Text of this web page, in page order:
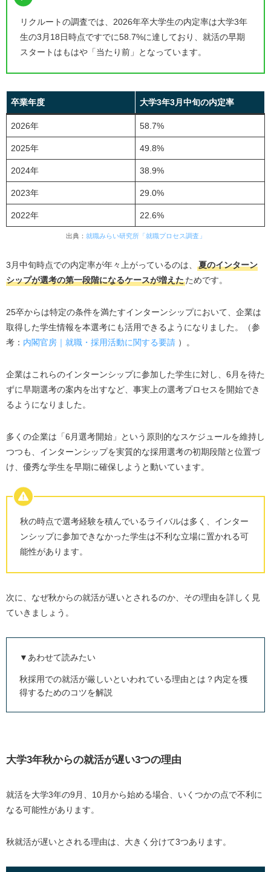
大学3年秋から就活するメリット
ライバルが中だるみする時期に集中できる
きこと5選
2. 業界・企業研究でミスマッチを防ぐ
3. ES・Webテスト対策を徹底する
4. 秋・冬インターンで実践経験を積む
5. 模擬面接で実践力を叩き込む
大学3年秋からの「ガクチカ」対策
「特別な経験」は不要！経験の見せ方を工夫する
ガクチカの構成テンプレート
①通年採用を行う「大手・優良企業」
②成長中の「ベンチャー・スタートアップ企業」
大学3年秋からの就活におすすめの就活エージェント
ミーツカンパニー｜書類選考なしで即日内定も狙え
キャリアチケット就職エージェント｜「量より質」
で確実に内定を狙える
OfferBox｜ プロフィール登録だけで企業からオファ
ジール就職エージェント｜3年秋からの就活初心者も
就活エージェントの利用の流れ
1. 登録・面談予約
2. キャリア面談
3.求人紹介
4. 選考対策
大学3年秋からの就活でよくある疑問
Q1. 就活全く何もしてない…まず何からすべき？
Q2. 夏インターンに参加していないと不利になる？
Q4. 3月からの就活や大学4年5月からの就活は無理？
Q6. 大学3年秋の時点で、内定を持っている人はどの
くらいいる？
リクルートの調査では、2026年卒大学生の内定率は大学3年
生の3月18日時点ですでに58.7%に達しており、就活の早期
スタートはもはや「当たり前」となっています。
卒業年度 大学3年3月中旬の内定率
2026年 58.7%
2025年 49.8%
2024年 38.9%
2023年 29.0%
2022年 22.6%
出典： 就職みらい研究所「就職プロセス調査」
3月中旬時点での内定率が年々上がっているのは、
夏のインターン
シップが選考の第一段階になるケースが増えたためです。
25卒からは特定の条件を満たすインターンシップにおいて、企業は
取得した学生情報を本選考にも活用できるようになりました。（参
考： 内閣官房｜就職・採用活動に関する要請 ）。
企業はこれらのインターンシップに参加した学生に対し、6月を待た
ずに早期選考の案内を出すなど、事実上の選考プロセスを開始でき
るようになりました。
多くの企業は「6月選考開始」という原則的なスケジュールを維持し
つつも、インターンシップを実質的な採用選考の初期段階と位置づ
け、優秀な学生を早期に確保しようと動いています。
秋の時点で選考経験を積んでいるライバルは多く、インター
ンシップに参加できなかった学生は不利な立場に置かれる可
能性があります。
次に、なぜ秋からの就活が遅いとされるのか、その理由を詳しく見
ていきましょう。
▼あわせて読みたい
秋採用での就活が厳しいといわれている理由とは？内定を獲
得するためのコツを解説
大学3年秋からの就活が遅い3つの理由
就活を大学3年の9月、10月から始める場合、いくつかの点で不利に
なる可能性があります。
秋就活が遅いとされる理由は、大きく分けて3つあります。